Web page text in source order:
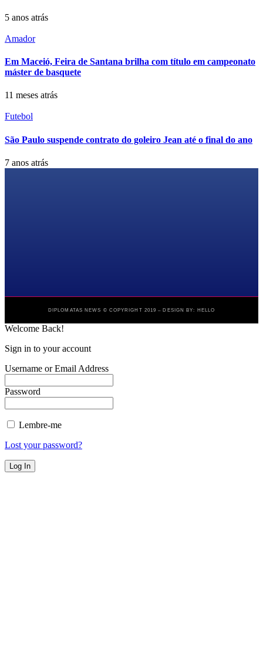
5 anos atrás
Amador
Em Maceió, Feira de Santana brilha com título em campeonato
máster de basquete
11 meses atrás
Futebol
São Paulo suspende contrato do goleiro Jean até o final do ano
7 anos atrás
DIPLOMATAS NEWS © COPYRIGHT 2019 – DESIGN BY: HELLO
Welcome Back!
Sign in to your account
Username or Email Address
Password
Lembre-me
Lost your password?